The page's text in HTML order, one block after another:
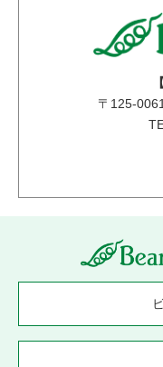
〒 125-0061